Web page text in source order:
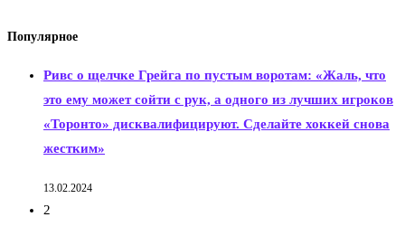
Популярное
Ривс о щелчке Грейга по пустым воротам: «Жаль, что
это ему может сойти с рук, а одного из лучших игроков
«Торонто» дисквалифицируют. Сделайте хоккей снова
жестким»
13.02.2024
2